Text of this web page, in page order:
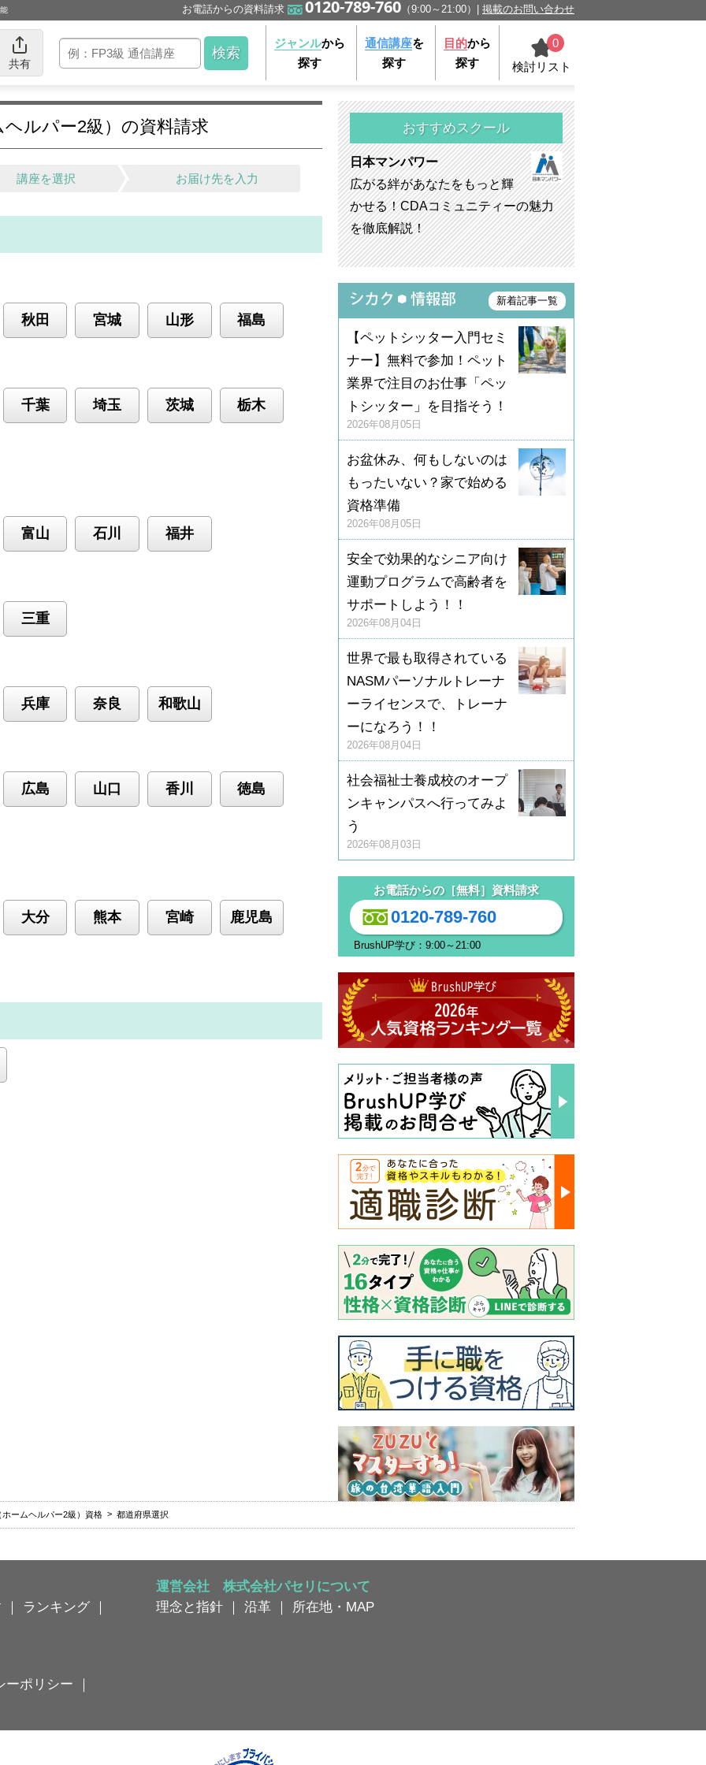
お電話からの資料請求 0120-789-760 （9:00～21:00） 掲載のお問い合わせ
共有
ジャンルから
探す
通信講座を
探す
目的から
探す
0
検討リスト
ヘルパー2級）の資料請求
講座を選択 お届け先を入力
秋田 宮城 山形 福島
千葉 埼玉 茨城 栃木
富山 石川 福井
三重
兵庫 奈良 和歌山
広島 山口 香川 徳島
大分 熊本 宮崎 鹿児島
おすすめスクール
日本マンパワー
広がる絆があなたをもっと輝
かせる！CDAコミュニティーの魅力
を徹底解説！
新着記事一覧
【ペットシッター入門セミ
ナー】無料で参加！ペット
業界で注目のお仕事「ペッ
トシッター」を目指そう！
2026年08月05日
お盆休み、何もしないのは
もったいない？家で始める
資格準備
2026年08月05日
安全で効果的なシニア向け
運動プログラムで高齢者を
サポートしよう！！
2026年08月04日
世界で最も取得されている
NASMパーソナルトレーナ
ーライセンスで、トレーナ
ーになろう！！
2026年08月04日
社会福祉士養成校のオープ
ンキャンパスへ行ってみよ
う
2026年08月03日
お電話からの［無料］資料請求
0120-789-760
BrushUP学び：9:00～21:00
ームヘルパー2級）資格 都道府県選択
ランキング
ーポリシー
運営会社 株式会社パセリについて
理念と指針｜ 沿革｜ 所在地・MAP